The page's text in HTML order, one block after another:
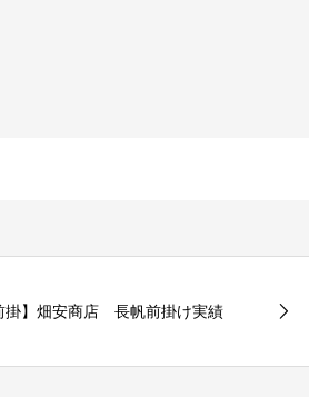
掛】畑安商店 長帆前掛け実績